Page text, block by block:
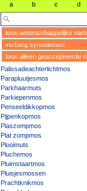
a b c d
toon wetenschappelijke
verberg synoniemen
toon alleen geaccepteerde
Palissadeachterlichtmos
Parapluutjesmos
Parkhaarmuts
Parkiepenmos
Penseeldikkopmos
Pijpenkopmos
Plaszompmos
Plat zompmos
Plooimuts
Pluchemos
Pluimstaartmos
Pluisjesmossen
Prachtknikmos